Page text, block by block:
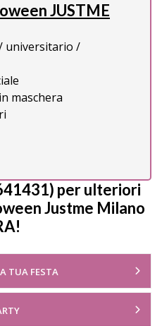
JUSTME
universitario /
maschera
per ulteriori
Justme Milano
TUA FESTA